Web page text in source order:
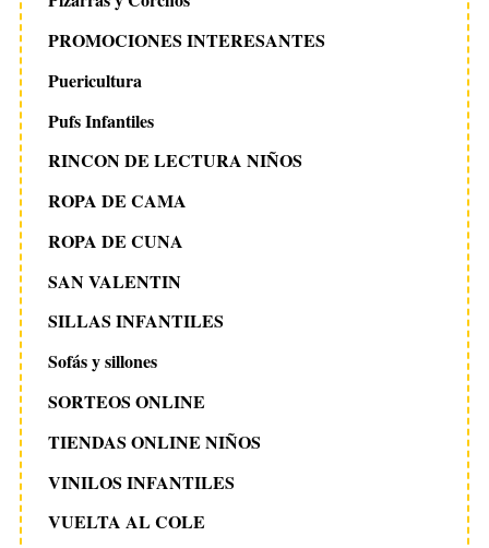
PROMOCIONES INTERESANTES
Puericultura
Pufs Infantiles
RINCON DE LECTURA NIÑOS
ROPA DE CAMA
ROPA DE CUNA
SAN VALENTIN
SILLAS INFANTILES
Sofás y sillones
SORTEOS ONLINE
TIENDAS ONLINE NIÑOS
VINILOS INFANTILES
VUELTA AL COLE